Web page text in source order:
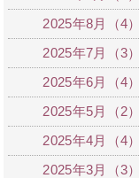
2025年8月（4）
2025年7月（3）
2025年6月（4）
2025年5月（2）
2025年4月（4）
2025年3月（3）